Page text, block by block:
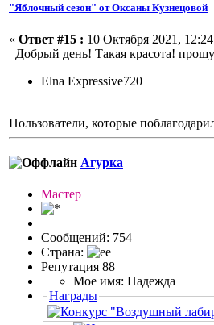
"Яблочный сезон" от Оксаны Кузнецовой
« Ответ #15 : 10 Октября 2021,
Добрый день! Такая красота!
Elna Eхpressive720
Пользователи, которые
Агурка
Мастер
Сообщений: 754
Страна:
Репутация 88
Мое имя: Надежда
Награды